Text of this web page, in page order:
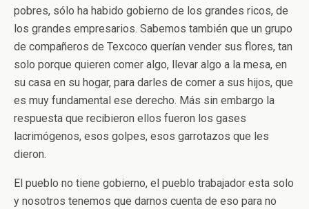
pobres, sólo ha habido gobierno de los grandes ricos, de
los grandes empresarios. Sabemos también que un grupo
de compañeros de Texcoco querían vender sus flores, tan
solo porque quieren comer algo, llevar algo a la mesa, en
su casa en su hogar, para darles de comer a sus hijos, que
es muy fundamental ese derecho. Más sin embargo la
respuesta que recibieron ellos fueron los gases
lacrimógenos, esos golpes, esos garrotazos que les
dieron.
El pueblo no tiene gobierno, el pueblo trabajador esta solo
y nosotros tenemos que darnos cuenta de eso para no